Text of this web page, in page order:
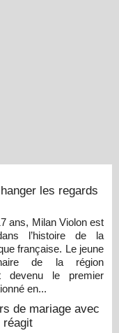
les regards
ans, Milan Violon est
l’histoire de la
française. Le jeune
de la région
devenu le premier
en...
de mariage avec
réagit